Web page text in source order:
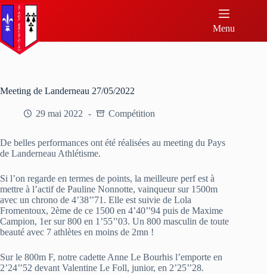
Menu
Meeting de Landerneau 27/05/2022
29 mai 2022 Compétition
De belles performances ont été réalisées au meeting du Pays
de Landerneau Athlétisme.
Si l’on regarde en termes de points, la meilleure perf est à
mettre à l’actif de Pauline Nonnotte, vainqueur sur 1500m
avec un chrono de 4’38’’71. Elle est suivie de Lola
Fromentoux, 2ème de ce 1500 en 4’40’’94 puis de Maxime
Campion, 1er sur 800 en 1’55’’03. Un 800 masculin de toute
beauté avec 7 athlètes en moins de 2mn !
Sur le 800m F, notre cadette Anne Le Bourhis l’emporte en
2’24’’52 devant Valentine Le Foll, junior, en 2’25’’28.